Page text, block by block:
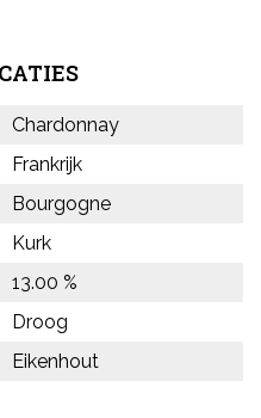
Chardonnay
Frankrijk
Bourgogne
Kurk
13.00 %
Droog
Eikenhout